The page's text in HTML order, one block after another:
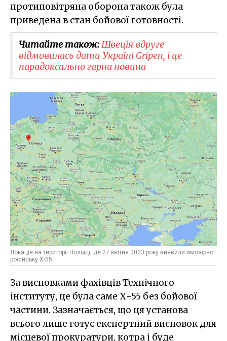
протиповітряна оборона також була
приведена в стан бойової готовності.
Читайте також:Швеція вдруге
відмовилась дати Україні Gripen, і це
парадоксально гарна новина
Локація на території Польщі, де 27 квітня 2023 року виявили ймовірно
російську Х-55
За висновками фахівців Технічного
інституту, це була саме Х-55 без бойової
частини. Зазначається, що ця установа
всього лише готує експертний висновок для
місцевої прокуратури, котра і буде